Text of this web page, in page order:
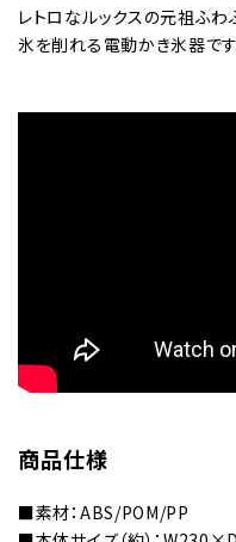
レトロなルックスの元祖ふ
氷を削れる電動かき氷器です
商品仕様
■素材：ABS/POM/PP